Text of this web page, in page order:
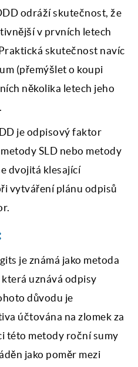
odráží skutečnost, že
v prvních letech
skutečnost navíc
(přemýšlet o koupi
několika letech jeho
je odpisový faktor
SLD nebo metody
dvojitá klesající
vytváření plánu odpisů
je známá jako metoda
uznává odpisy
důvodu je
účtována na zlomek za
této metody roční sumy
jako poměr mezi